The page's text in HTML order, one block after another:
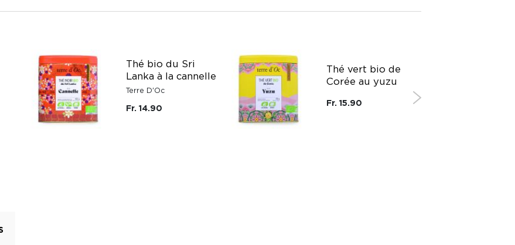
Thé bio du Sri
Lanka à la cannelle
Terre D'Oc
Fr. 14.90
Thé vert bio de
Corée au yuzu
Fr. 15.90